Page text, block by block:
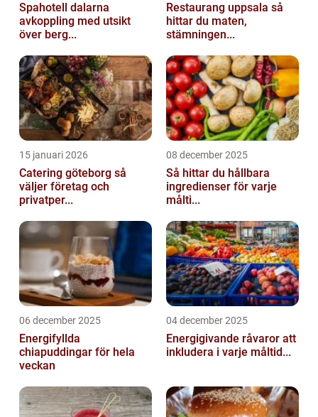
Spahotell dalarna
avkoppling med utsikt
över berg...
Restaurang uppsala så
hittar du maten,
stämningen...
15 januari 2026
Catering göteborg så
väljer företag och
privatper...
08 december 2025
Så hittar du hållbara
ingredienser för varje
målti...
06 december 2025
Energifyllda
chiapuddingar för hela
veckan
04 december 2025
Energigivande råvaror att
inkludera i varje måltid...